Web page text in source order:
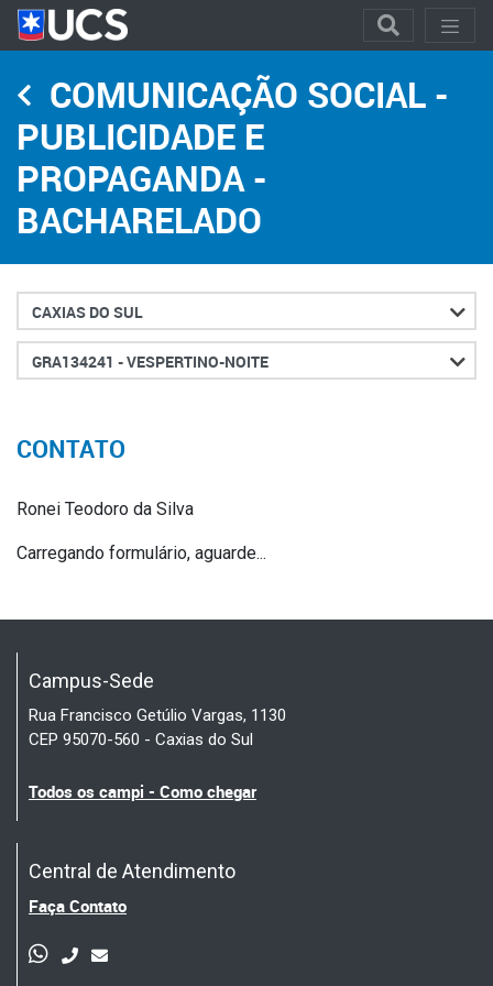
COMUNICAÇÃO SOCIAL -
PUBLICIDADE E
PROPAGANDA -
BACHARELADO
Cidade
Turno
CONTATO
Ronei Teodoro da Silva
Carregando formulário, aguarde...
Campus-Sede
Rua Francisco Getúlio Vargas, 1130
CEP 95070-560 - Caxias do Sul
Todos os campi - Como chegar
Central de Atendimento
Faça Contato